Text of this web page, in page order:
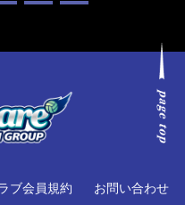
ブ会員規約 お問い合わせ